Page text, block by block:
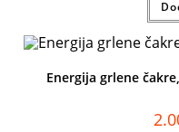
Energija grlene